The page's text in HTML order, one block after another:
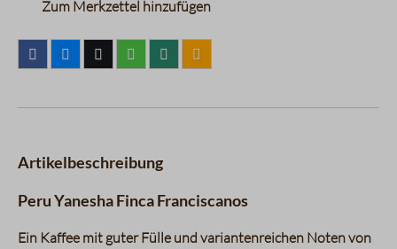
Zum Merkzettel hinzufügen
Artikelbeschreibung
Peru Yanesha Finca Franciscanos
Ein Kaffee mit guter Fülle und variantenreichen Noten von